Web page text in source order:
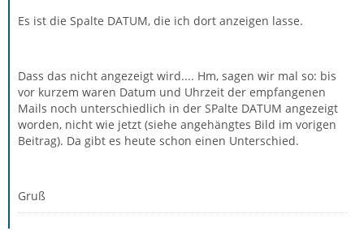
Es ist die Spalte DATUM, die ich dort anzeigen lasse.
Dass das nicht angezeigt wird.... Hm, sagen wir mal so: bis
vor kurzem waren Datum und Uhrzeit der empfangenen
Mails noch unterschiedlich in der SPalte DATUM angezeigt
worden, nicht wie jetzt (siehe angehängtes Bild im vorigen
Beitrag). Da gibt es heute schon einen Unterschied.
Gruß